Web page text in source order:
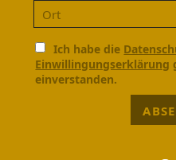
Ich habe die
Einwillingungserklärung
einverstanden.